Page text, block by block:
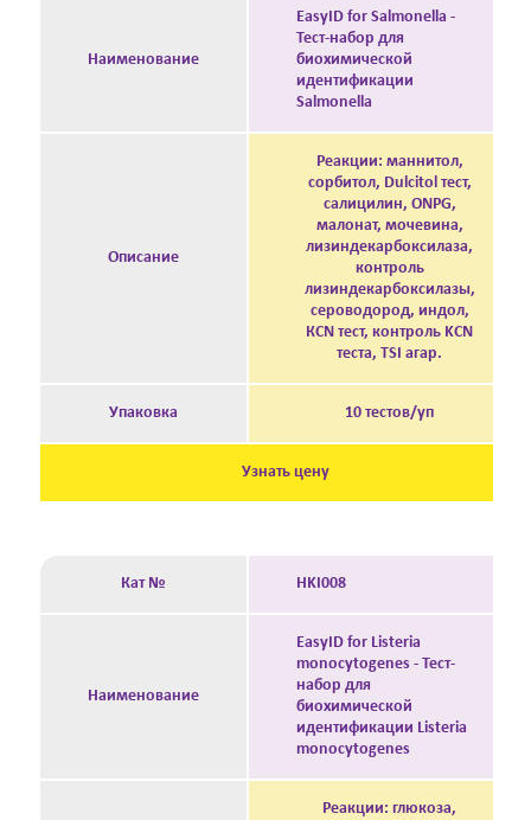
Наименование
EasyID for Salmonella -
Тест-набор для
биохимической
идентификации
Salmonella
Описание
Реакции: маннитол,
сорбитол, Dulcitol тест,
салицилин, ONPG,
малонат, мочевина,
лизиндекарбоксилаза,
контроль
лизиндекарбоксилазы,
сероводород, индол,
КСN тест, контроль KСN
теста, ТSI aгар.
Упаковка 10 тестов/уп
Узнать цену
Кат № HKI008
Наименование
EasyID for Listeria
monocytogenes - Тест-
набор для
биохимической
идентификации Listeria
monocytogenes
Реакции: глюкоза,